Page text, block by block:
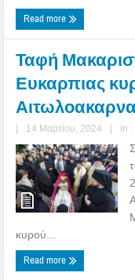
Read more
Ταφή
Ευκαρπιας
| 14 Μαρτίου, 2024 | in :
κυρού...
Read more